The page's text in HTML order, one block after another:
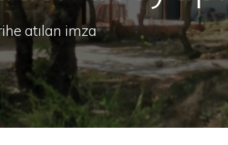
atılan imza